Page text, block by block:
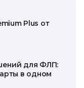
Plus от
для ФЛП:
в одном